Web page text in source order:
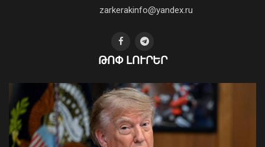
Սևանա լճի լողափերից մեկում
քաղաքացիները հեծանիվ-նավակով
04 Օգոստոս, 2026 19:12zarkerakinfo@yandex.ru
ԹՈՓ ԼՈՒՐԵՐ